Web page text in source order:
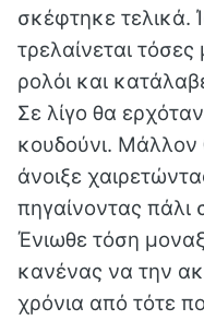
σκέφτηκε τελικά.
τρελαίνεται
ρολόι και
Σε λίγο θα
κουδούνι. Μάλλον
άνοιξε
πηγαίνοντας πάλι
Ένιωθε τόση
κανένας να την
χρόνια από τότε